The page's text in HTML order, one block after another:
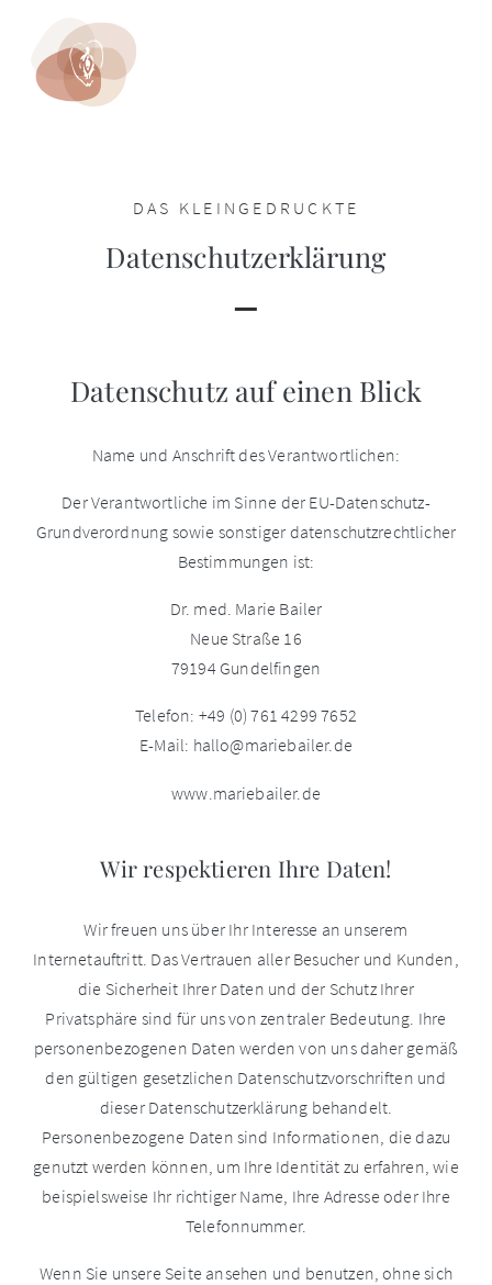
DAS KLEINGEDRUCKTE
Datenschutz­erklärung
Datenschutz auf einen Blick
Name und Anschrift des Verantwortlichen:
Der Verantwortliche im Sinne der EU-Datenschutz-
Grundverordnung sowie sonstiger datenschutzrechtlicher
Bestimmungen ist:
Dr. med. Marie Bailer
Neue Straße 16
79194 Gundelfingen
Telefon: +49 (0) 761 4299 7652
E-Mail: hallo@mariebailer.de
www.mariebailer.de
Wir respektieren Ihre Daten!
Wir freuen uns über Ihr Interesse an unserem
Internetauftritt. Das Vertrauen aller Besucher und Kunden,
die Sicherheit Ihrer Daten und der Schutz Ihrer
Privatsphäre sind für uns von zentraler Bedeutung. Ihre
personenbezogenen Daten werden von uns daher gemäß
den gültigen gesetzlichen Datenschutzvorschriften und
dieser Datenschutzerklärung behandelt.
Personenbezogene Daten sind Informationen, die dazu
genutzt werden können, um Ihre Identität zu erfahren, wie
beispielsweise Ihr richtiger Name, Ihre Adresse oder Ihre
Telefonnummer.
Wenn Sie unsere Seite ansehen und benutzen, ohne sich